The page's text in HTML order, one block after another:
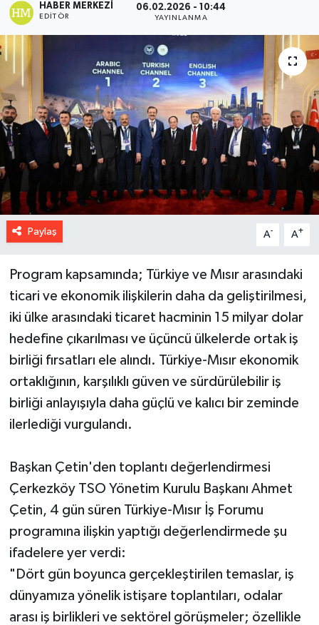
HABER MERKEZI
EDITÖR
06.02.2026 - 10:44
YAYINLANMA
Paylaş A- A+
Program kapsamında; Türkiye ve Mısır arasındaki
ticari ve ekonomik ilişkilerin daha da geliştirilmesi,
iki ülke arasındaki ticaret hacminin 15 milyar dolar
hedefine çıkarılması ve üçüncü ülkelerde ortak iş
birliği fırsatları ele alındı. Türkiye-Mısır ekonomik
ortaklığının, karşılıklı güven ve sürdürülebilir iş
birliği anlayışıyla daha güçlü ve kalıcı bir zeminde
ilerlediği vurgulandı.
Başkan Çetin'den toplantı değerlendirmesi
Çerkezköy TSO Yönetim Kurulu Başkanı Ahmet
Çetin, 4 gün süren Türkiye-Mısır İş Forumu
programına ilişkin yaptığı değerlendirmede şu
ifadelere yer verdi:
"Dört gün boyunca gerçekleştirilen temaslar, iş
dünyamıza yönelik istişare toplantıları, odalar
arası iş birlikleri ve sektörel görüşmeler; özellikle